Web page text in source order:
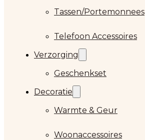
Tassen/Portemonnees
Telefoon Accessoires
Verzorging
Geschenkset
Decoratie
Warmte & Geur
Woonaccessoires